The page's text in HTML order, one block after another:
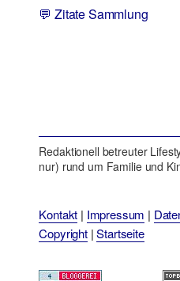
💬 Zitate Sammlung
Redaktionell betreuter
nur) rund um Familie und
Kontakt | Impressum |
Copyright|Startseite